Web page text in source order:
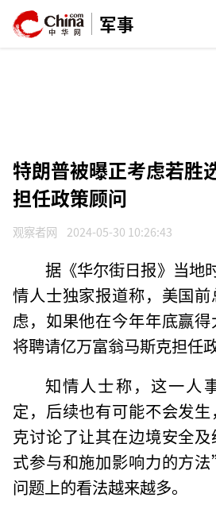
军事
特朗普被曝正考虑若胜
担任政策顾问
观察者网 2024-05-30 10:26:43
据《华尔街日报》当地
情人士独家报道称，美国
虑，如果他在今年年底赢得
将聘请亿万富翁马斯克担任
知情人士称，这一人
定，后续也有可能不会发
克讨论了让其在边境安全
式参与和施加影响力的方
问题上的看法越来越多。